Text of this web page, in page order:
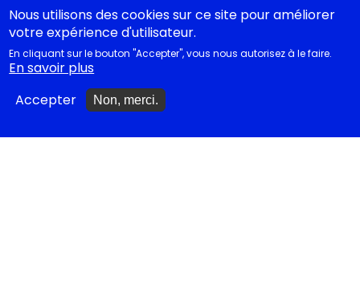
Festival d'Avignon 2026
Tragédies grecques &
relectures...
METTRE À JOUR
Nous utilisons des cookies sur ce site pour améliorer
votre expérience d'utilisateur.
En cliquant sur le bouton "Accepter", vous nous autorisez à le faire.
En savoir plus
Accepter
Non, merci.